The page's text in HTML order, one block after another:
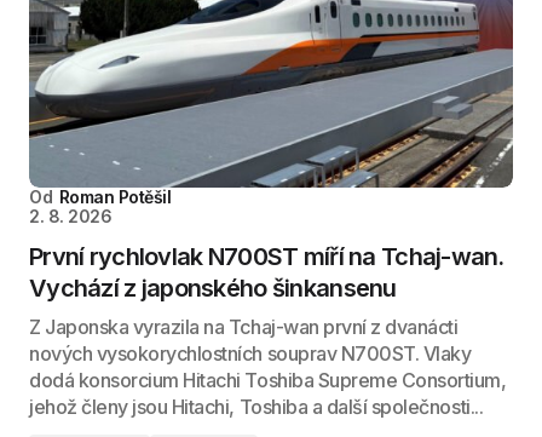
Od Roman Potěšil
2. 8. 2026
První rychlovlak N700ST míří na Tchaj-wan.
Vychází z japonského šinkansenu
Z Japonska vyrazila na Tchaj-wan první z dvanácti
nových vysokorychlostních souprav N700ST. Vlaky
dodá konsorcium Hitachi Toshiba Supreme Consortium,
jehož členy jsou Hitachi, Toshiba a další společnosti...